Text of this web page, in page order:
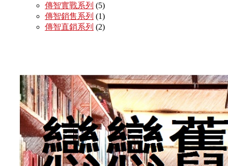
傳智實戰系列 (5)
傳智銷售系列 (1)
傳智直銷系列 (2)